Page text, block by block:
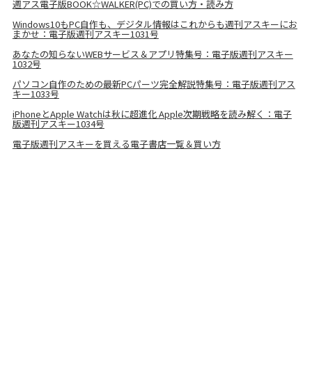
週アス電子版BOOK☆WALKER(PC)での買い方・読み方
Windows10もPC自作も、デジタル情報はこれからも週刊アスキーにお
まかせ：電子版週刊アスキー1031号
あなたの知らないWEBサービス＆アプリ特集号：電子版週刊アスキー
1032号
パソコン自作のための最新PCパーツ完全解説特集号：電子版週刊アス
キー1033号
iPhoneとApple Watchは秋に超進化 Apple次期戦略を読み解く：電子
版週刊アスキー1034号
電子版週刊アスキーを買える電子書店一覧＆買い方